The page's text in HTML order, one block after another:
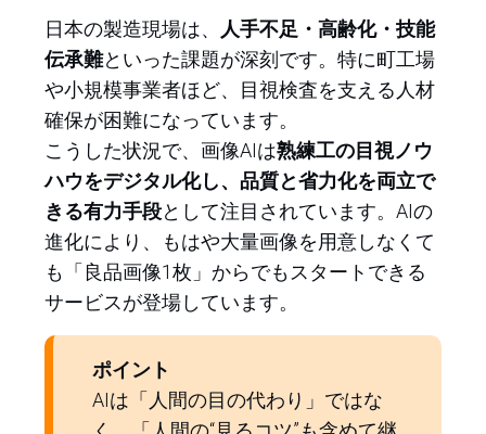
日本の製造現場は、
人手不足・高齢化・技能
伝承難といった課題が深刻です。特に町工場
や小規模事業者ほど、目視検査を支える人材
確保が困難になっています。
こうした状況で、画像AIは熟練工の目視ノウ
ハウをデジタル化し、品質と省力化を両立で
きる有力手段として注目されています。AIの
進化により、もはや大量画像を用意しなくて
も「良品画像1枚」からでもスタートできる
サービスが登場しています。
ポイント
AIは「人間の目の代わり」ではな